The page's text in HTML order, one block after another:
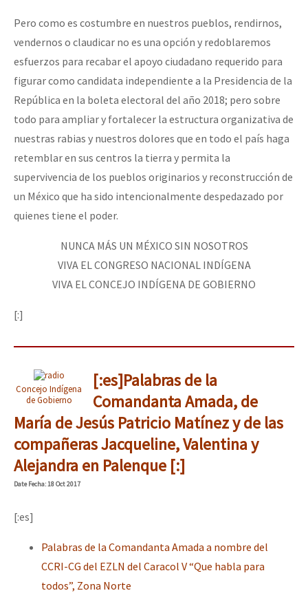
Pero como es costumbre en nuestros pueblos, rendirnos,
vendernos o claudicar no es una opción y redoblaremos
esfuerzos para recabar el apoyo ciudadano requerido para
figurar como candidata independiente a la Presidencia de la
República en la boleta electoral del año 2018; pero sobre
todo para ampliar y fortalecer la estructura organizativa de
nuestras rabias y nuestros dolores que en todo el país haga
retemblar en sus centros la tierra y permita la
supervivencia de los pueblos originarios y reconstrucción de
un México que ha sido intencionalmente despedazado por
quienes tiene el poder.
NUNCA MÁS UN MÉXICO SIN NOSOTROS
VIVA EL CONGRESO NACIONAL INDÍGENA
VIVA EL CONCEJO INDÍGENA DE GOBIERNO
[:]
Concejo Indígena
de Gobierno
[:es]Palabras de la
Comandanta Amada, de
María de Jesús Patricio Matínez y de las
compañeras Jacqueline, Valentina y
Alejandra en Palenque [:]
DateFecha: 18 Oct 2017
[:es]
Palabras de la Comandanta Amada a nombre del
CCRI-CG del EZLN del Caracol V “Que habla para
todos”, Zona Norte